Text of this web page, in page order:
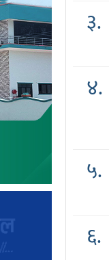
३.
४.
५.
६.